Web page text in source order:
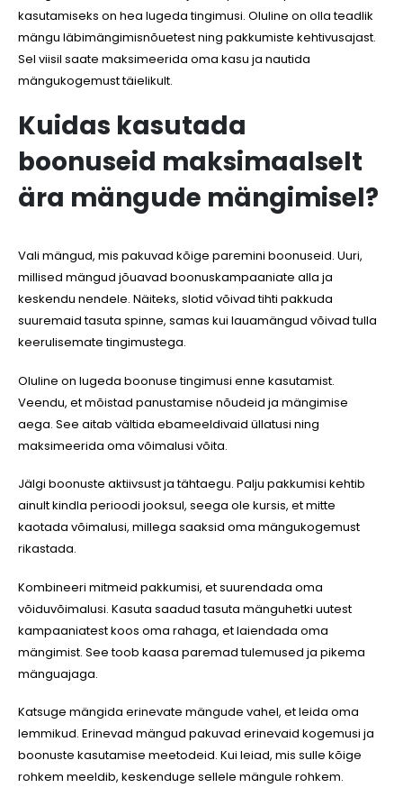
kasutamiseks on hea lugeda tingimusi. Oluline on olla teadlik
mängu läbimängimisnõuetest ning pakkumiste kehtivusajast.
Sel viisil saate maksimeerida oma kasu ja nautida
mängukogemust täielikult.
Kuidas kasutada
boonuseid maksimaalselt
ära mängude mängimisel?
Vali mängud, mis pakuvad kõige paremini boonuseid. Uuri,
millised mängud jõuavad boonuskampaaniate alla ja
keskendu nendele. Näiteks, slotid võivad tihti pakkuda
suuremaid tasuta spinne, samas kui lauamängud võivad tulla
keerulisemate tingimustega.
Oluline on lugeda boonuse tingimusi enne kasutamist.
Veendu, et mõistad panustamise nõudeid ja mängimise
aega. See aitab vältida ebameeldivaid üllatusi ning
maksimeerida oma võimalusi võita.
Jälgi boonuste aktiivsust ja tähtaegu. Palju pakkumisi kehtib
ainult kindla perioodi jooksul, seega ole kursis, et mitte
kaotada võimalusi, millega saaksid oma mängukogemust
rikastada.
Kombineeri mitmeid pakkumisi, et suurendada oma
võiduvõimalusi. Kasuta saadud tasuta mänguhetki uutest
kampaaniatest koos oma rahaga, et laiendada oma
mängimist. See toob kaasa paremad tulemused ja pikema
mänguajaga.
Katsuge mängida erinevate mängude vahel, et leida oma
lemmikud. Erinevad mängud pakuvad erinevaid kogemusi ja
boonuste kasutamise meetodeid. Kui leiad, mis sulle kõige
rohkem meeldib, keskenduge sellele mängule rohkem.